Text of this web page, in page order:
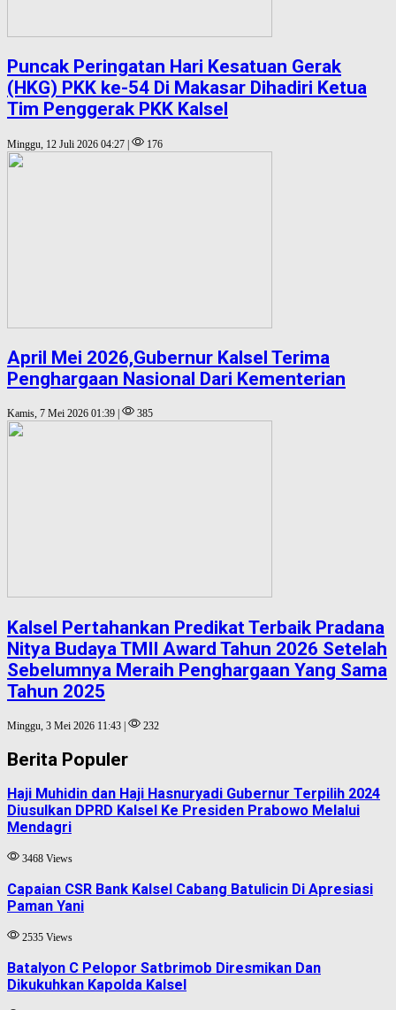
Puncak Peringatan Hari Kesatuan Gerak
(HKG) PKK ke-54 Di Makasar Dihadiri Ketua
Tim Penggerak PKK Kalsel
Minggu, 12 Juli 2026 04:27 | 176
April Mei 2026,Gubernur Kalsel Terima
Penghargaan Nasional Dari Kementerian
Kamis, 7 Mei 2026 01:39 | 385
Kalsel Pertahankan Predikat Terbaik Pradana
Nitya Budaya TMII Award Tahun 2026 Setelah
Sebelumnya Meraih Penghargaan Yang Sama
Tahun 2025
Minggu, 3 Mei 2026 11:43 | 232
Berita Populer
Haji Muhidin dan Haji Hasnuryadi Gubernur Terpilih 2024
Diusulkan DPRD Kalsel Ke Presiden Prabowo Melalui
Mendagri
3468 Views
Capaian CSR Bank Kalsel Cabang Batulicin Di Apresiasi
Paman Yani
2535 Views
Batalyon C Pelopor Satbrimob Diresmikan Dan
Dikukuhkan Kapolda Kalsel